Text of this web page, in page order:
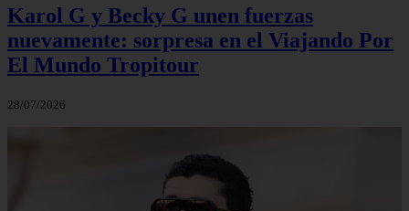
Karol G y Becky G unen fuerzas
nuevamente: sorpresa en el Viajando Por
El Mundo Tropitour
28/07/2026